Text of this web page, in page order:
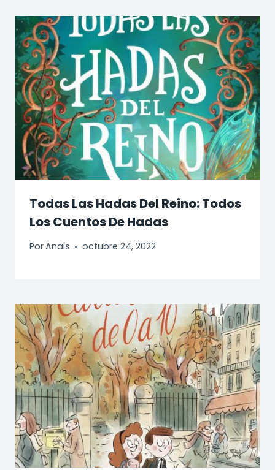
Todas Las Hadas Del Reino: Todos
Los Cuentos De Hadas
PorAnaïs octubre 24, 2022